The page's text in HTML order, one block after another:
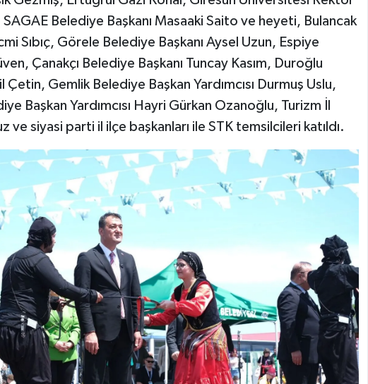
Belediye Başkanı Masaaki Saito ve heyeti, Bulancak
Sıbıç, Görele Belediye Başkanı Aysel Uzun, Espiye
Çanakçı Belediye Başkanı Tuncay Kasım, Duroğlu
Çetin, Gemlik Belediye Başkan Yardımcısı Durmuş Uslu,
Başkan Yardımcısı Hayri Gürkan Ozanoğlu, Turizm İl
ve siyasi parti il ilçe başkanları ile STK temsilcileri katıldı.